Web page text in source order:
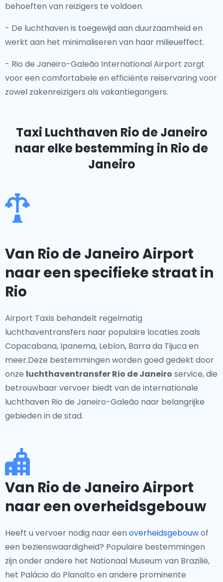
behoeften van reizigers te voldoen.
- De luchthaven is toegewijd aan duurzaamheid en
werkt aan het minimaliseren van haar milieueffect.
- Rio de Janeiro-Galeão International Airport zorgt
voor een comfortabele en efficiënte reiservaring voor
zowel zakenreizigers als vakantiegangers.
Taxi Luchthaven Rio de Janeiro
naar elke bestemming in Rio de
Janeiro
Van Rio de Janeiro Airport
naar een specifieke straat in
Rio
Airport Taxis behandelt regelmatig
luchthaventransfers naar populaire locaties zoals
Copacabana, Ipanema, Leblon, Barra da Tijuca en
meer.Deze bestemmingen worden goed gedekt door
onze luchthaventransfer Rio de Janeiro service, die
betrouwbaar vervoer biedt van de internationale
luchthaven Rio de Janeiro-Galeão naar belangrijke
gebieden in de stad.
Van Rio de Janeiro Airport
naar een overheidsgebouw
Heeft u vervoer nodig naar een overheidsgebouwof
een bezienswaardigheid? Populaire bestemmingen
zijn onder andere het Nationaal Museum van Brazilië,
het Palácio do Planalto en andere prominente